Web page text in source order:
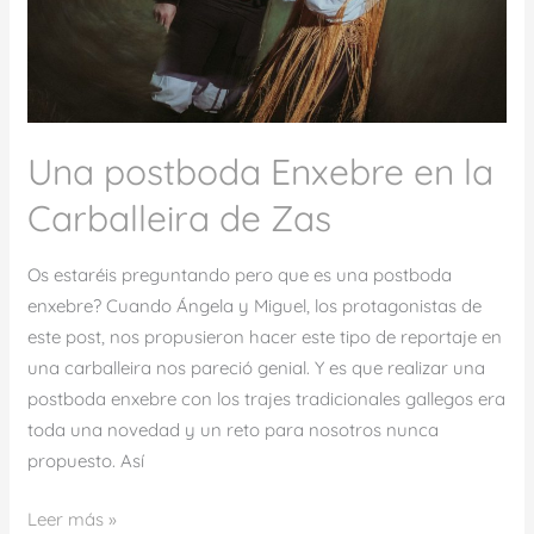
Una postboda Enxebre en la
Carballeira de Zas
Os estaréis preguntando pero que es una postboda
enxebre? Cuando Ángela y Miguel, los protagonistas de
este post, nos propusieron hacer este tipo de reportaje en
una carballeira nos pareció genial. Y es que realizar una
postboda enxebre con los trajes tradicionales gallegos era
toda una novedad y un reto para nosotros nunca
propuesto. Así
Leer más »